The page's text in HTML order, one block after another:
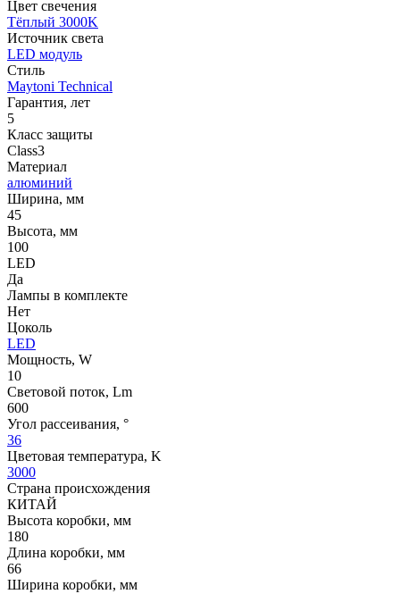
Цвет свечения
Тёплый 3000K
Источник cвета
LED модуль
Стиль
Maytoni Technical
Гарантия, лет
5
Класс защиты
Class3
Материал
алюминий
Ширина, мм
45
Высота, мм
100
LED
Да
Лампы в комплекте
Нет
Цоколь
LED
Мощность, W
10
Световой поток, Lm
600
Угол рассеивания, °
36
Цветовая температура, K
3000
Страна происхождения
КИТАЙ
Высота коробки, мм
180
Длина коробки, мм
66
Ширина коробки, мм